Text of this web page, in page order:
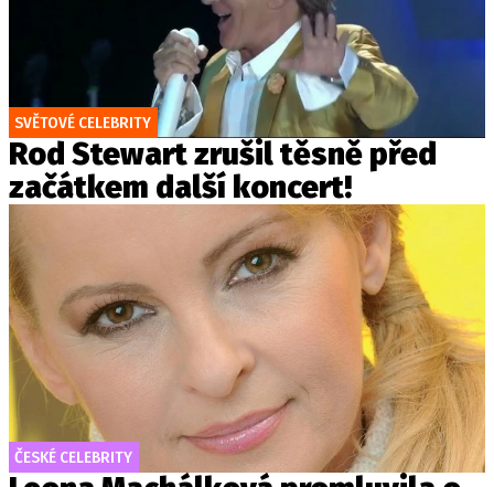
SVĚTOVÉ CELEBRITY
Rod Stewart zrušil těsně před
začátkem další koncert!
ČESKÉ CELEBRITY